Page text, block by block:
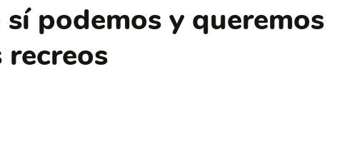
podemos y queremos
recreos